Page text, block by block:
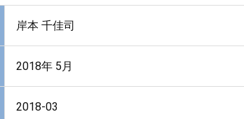
岸本 千佳司
2018年 5月
2018-03